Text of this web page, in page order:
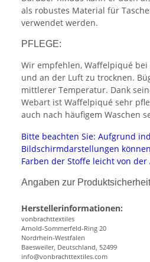
als robustes Material für
verwendet werden.
PFLEGE:
Wir empfehlen, Waffelpiqué bei
und an der Luft zu trocknen.
mittlerer Temperatur. Dank
Webart ist Waffelpiqué sehr
auch nach häufigem Waschen
Bitte beachten Sie: Aufgrund
Bildschirmdarstellungen
Farben der Stoffe leicht von
Angaben zur Produktsicherheit
Herstellerinformationen:
vonbrachttextiles
Arnold-Sommerfeld-Ring 20
Nordrhein-Westfalen
Baesweiler, Deutschland, 52499
info@vonbrachttextiles.com